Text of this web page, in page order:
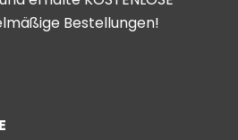
Bestellungen!